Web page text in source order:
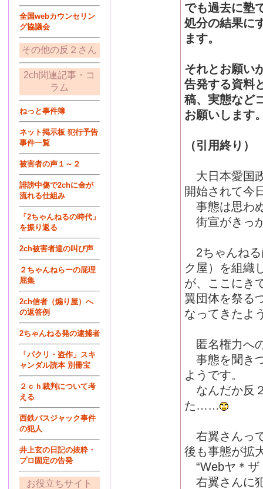
全国webカウンセリン
グ協議会
その他の反２さん
2ch関連記事・コ
ラム
ねっと事件簿
ネット掲示板 犯行予告
事件一覧
被害者の声１～２
誹謗中傷で2chに金が
流れる仕組み
「2ちゃんねるの時代」
を振り返る
2ch被害者達の叫び声
２ちゃんねらーの屁理
屈集
2ch信者（煽り屋）へ
の返答例
2ちゃんねる発の逮捕者
「パクリ・盗作」スキ
ャンダル読本 別冊宝
２ｃｈ裁判について考
える
西鉄バスジャック事件
の犯人
井上玄の日記の抜粋・
プロ固定の告発
お役立ちサイト
でも過去に塾
処分の結果に
ます。
それとお願い
告発する資料
稿、実態など
お願いします
（引用終り）
大日本愛国
開始されて今
事態は思わ
街宣がきっ
2ちゃんねる
ク屋）を組織
が、ここにき
翼団体を祭る
なってきたよ
匿名権力へ
事態を聞き
ようです。
なんだか反
た……
右翼さんっ
後も事態が拡
“Webヤ＊ザ
右翼さんに